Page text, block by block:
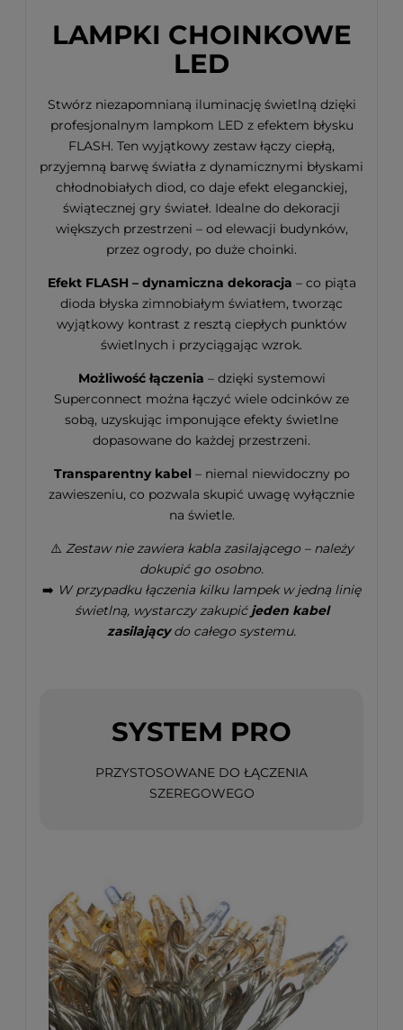
LAMPKI CHOINKOWE
LED
Stwórz niezapomnianą iluminację świetlną dzięki
profesjonalnym lampkom LED z efektem błysku
FLASH. Ten wyjątkowy zestaw łączy ciepłą,
przyjemną barwę światła z dynamicznymi błyskami
chłodnobiałych diod, co daje efekt eleganckiej,
świątecznej gry świateł. Idealne do dekoracji
większych przestrzeni – od elewacji budynków,
przez ogrody, po duże choinki.
Efekt FLASH – dynamiczna dekoracja – co piąta
dioda błyska zimnobiałym światłem, tworząc
wyjątkowy kontrast z resztą ciepłych punktów
świetlnych i przyciągając wzrok.
Możliwość łączenia – dzięki systemowi
Superconnect można łączyć wiele odcinków ze
sobą, uzyskując imponujące efekty świetlne
dopasowane do każdej przestrzeni.
Transparentny kabel– niemal niewidoczny po
zawieszeniu, co pozwala skupić uwagę wyłącznie
na świetle.
⚠️ Zestaw nie zawiera kabla zasilającego – należy
dokupić go osobno.
➡️ W przypadku łączenia kilku lampek w jedną linię
świetlną, wystarczy zakupić jeden kabel
zasilającydo całego systemu.
SYSTEM PRO
PRZYSTOSOWANE DO ŁĄCZENIA
SZEREGOWEGO